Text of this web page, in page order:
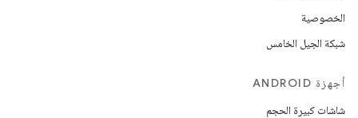
الخصوصية
شبكة الجيل الخامس
أجهزة ANDROID
شاشات كبيرة الحجم